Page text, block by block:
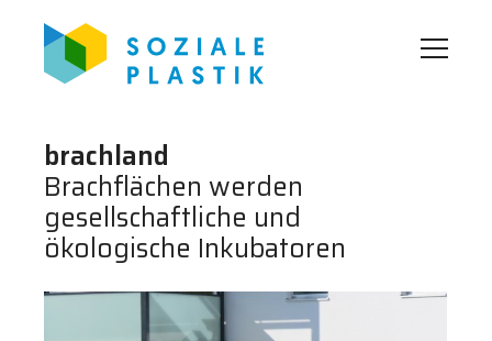
brachland
Brachflächen werden
gesellschaftliche und
ökologische Inkubatoren